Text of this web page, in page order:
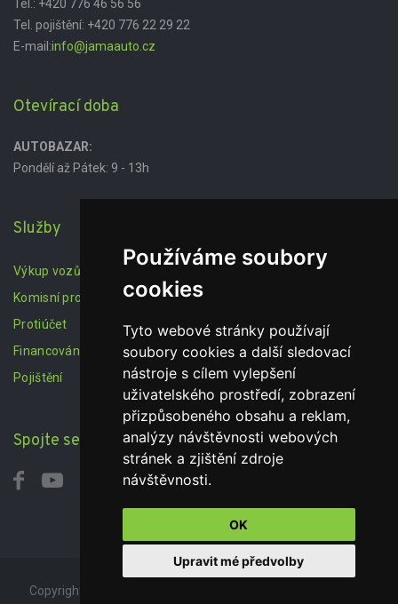
Používáme soubory
cookies
Tyto webové stránky používají
soubory cookies a další sledovací
nástroje s cílem vylepšení
uživatelského prostředí, zobrazení
přizpůsobeného obsahu a reklam,
analýzy návštěvnosti webových
stránek a zjištění zdroje
návštěvnosti.
OK
Upravit mé předvolby
Tel.: +420 776 46 56 56
Tel. pojištění: +420 776 22 29 22
E-mail:info@jamaauto.cz
Otevírací doba
AUTOBAZAR:
Pondělí až Pátek: 9 - 13h
Služby
Výkup vozů
Komisní prodej
Protiúčet
Financování
Pojištění
Spojte se s námi
Copyright autobazar JamaAuto © 2019. All Rights Reserved.